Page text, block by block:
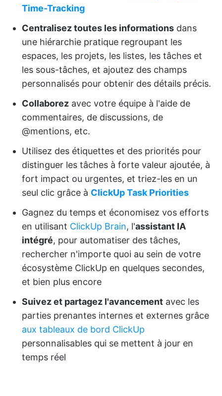
Time-Tracking
Centralisez toutes les informations dans
une hiérarchie pratique regroupant les
espaces, les projets, les listes, les tâches et
les sous-tâches, et ajoutez des champs
personnalisés pour obtenir des détails précis.
Collaborez avec votre équipe à l'aide de
commentaires, de discussions, de
@mentions, etc.
Utilisez des étiquettes et des priorités pour
distinguer les tâches à forte valeur ajoutée, à
fort impact ou urgentes, et triez-les en un
seul clic grâce à ClickUp Task Priorities
Gagnez du temps et économisez vos efforts
en utilisant ClickUp Brain, l'assistant IA
intégré, pour automatiser des tâches,
rechercher n'importe quoi au sein de votre
écosystème ClickUp en quelques secondes,
et bien plus encore
Suivez et partagez l'avancement avec les
parties prenantes internes et externes grâce
aux tableaux de bord ClickUp
personnalisables qui se mettent à jour en
temps réel